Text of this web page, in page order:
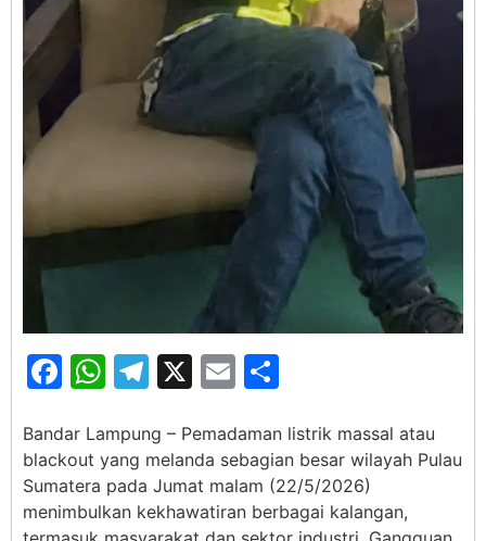
Facebook
WhatsApp
Telegram
X Email
Bandar Lampung – Pemadaman listrik massal atau
blackout yang melanda sebagian besar wilayah Pulau
Sumatera pada Jumat malam (22/5/2026)
menimbulkan kekhawatiran berbagai kalangan,